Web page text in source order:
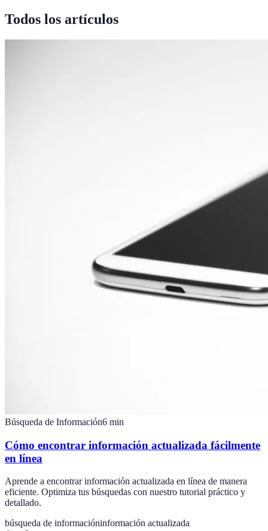
Todos los artículos
Búsqueda de Información6 min
Cómo encontrar información actualizada fácilmente
en línea
Aprende a encontrar información actualizada en línea de manera
eficiente. Optimiza tus búsquedas con nuestro tutorial práctico y
detallado.
búsqueda de informacióninformación actualizada